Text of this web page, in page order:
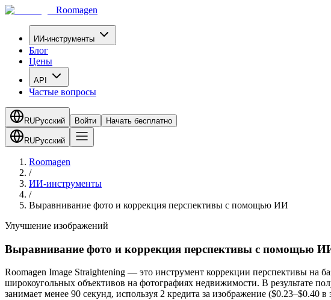
Roomagen
ИИ-инструменты
Блог
Цены
API
Частые вопросы
RUРусский Войти Начать бесплатно
RUРусский
Roomagen
/
ИИ-инструменты
/
Выравнивание фото и коррекция перспективы с помощью ИИ
Улучшение изображений
Выравнивание фото и коррекция перспективы с помощью
Roomagen Image Straightening — это инструмент коррекции перспективы на
широкоугольных объективов на фотографиях недвижимости. В результате
занимает менее 90 секунд, используя 2 кредита за изображение ($0.23–$0.40